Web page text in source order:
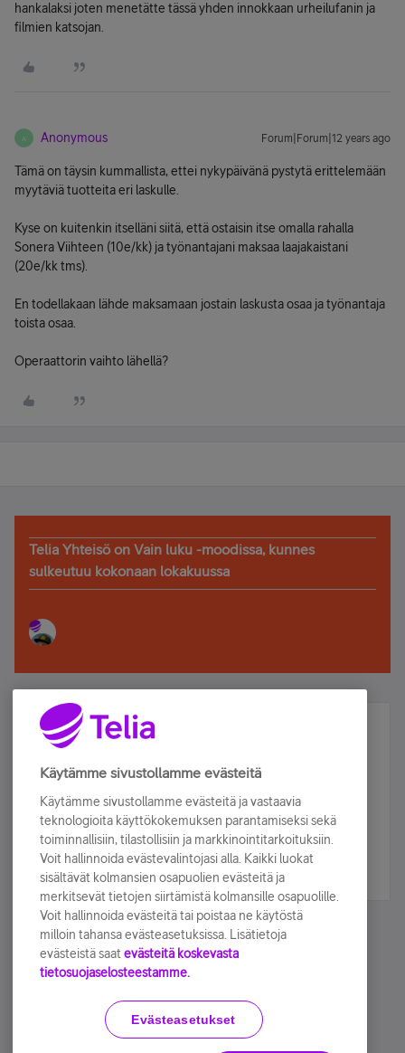
hankalaksi joten menetätte tässä yhden innokkaan urheilufanin ja
filmien katsojan.
A Anonymous Forum|Forum|12 years ago
Tämä on täysin kummallista, ettei nykypäivänä pystytä erittelemään
myytäviä tuotteita eri laskulle.
Kyse on kuitenkin itselläni siitä, että ostaisin itse omalla rahalla
Sonera Viihteen (10e/kk) ja työnantajani maksaa laajakaistani
(20e/kk tms).
En todellakaan lähde maksamaan jostain laskusta osaa ja työnantaja
toista osaa.
Operaattorin vaihto lähellä?
Telia Yhteisö on Vain luku -moodissa, kunnes
sulkeutuu kokonaan lokakuussa
Älä jää paitsi – osallistu ja voita!
Tilaa Telian uutiskirje ja olet mukana arvonnassa.
sähköpostiisi.
Tilaa nyt
Käyttöehdot Accessibility statement
Käytämme sivustollamme evästeitä
Käytämme sivustollamme evästeitä ja vastaavia
teknologioita käyttökokemuksen parantamiseksi sekä
toiminnallisiin, tilastollisiin ja markkinointitarkoituksiin.
Voit hallinnoida evästevalintojasi alla. Kaikki luokat
sisältävät kolmansien osapuolien evästeitä ja
merkitsevät tietojen siirtämistä kolmansille osapuolille.
Voit hallinnoida evästeitä tai poistaa ne käytöstä
milloin tahansa evästeasetuksissa. Lisätietoja
evästeistä saat evästeitä koskevasta
tietosuojaselosteestamme.
Evästeasetukset